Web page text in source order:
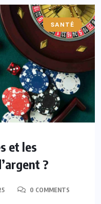
SANTÉ
et les
?
0 COMMENTS